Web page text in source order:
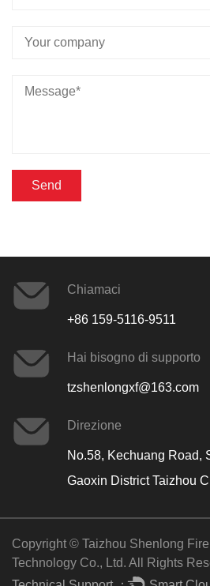
Chiamaci
+86 159-5116-9511
Hai bisogno di supporto
tzshenlongxf@163.com
Direzione
No.58, Kechuang Road,
Gaoxin District Taizhou
Copyright © Taizhou Shenlong
Technology Co., Ltd. All Rights